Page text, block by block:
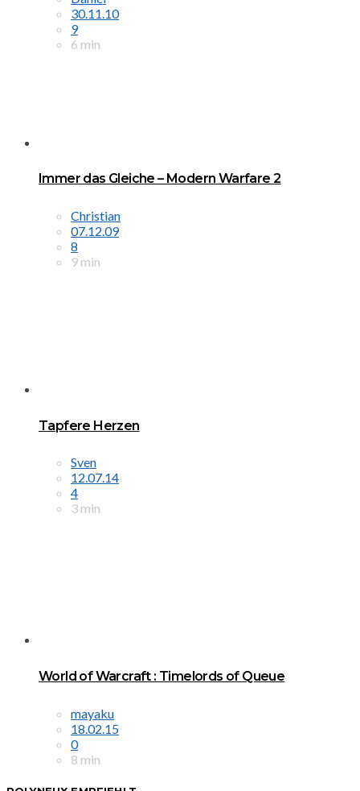
30.11.10
9
6 min
Immer das Gleiche – Modern Warfare 2
Christian
07.12.09
8
9 min
Tapfere Herzen
Sven
12.07.14
4
3 min
World of Warcraft : Timelords of Queue
mayaku
18.02.15
0
8 min